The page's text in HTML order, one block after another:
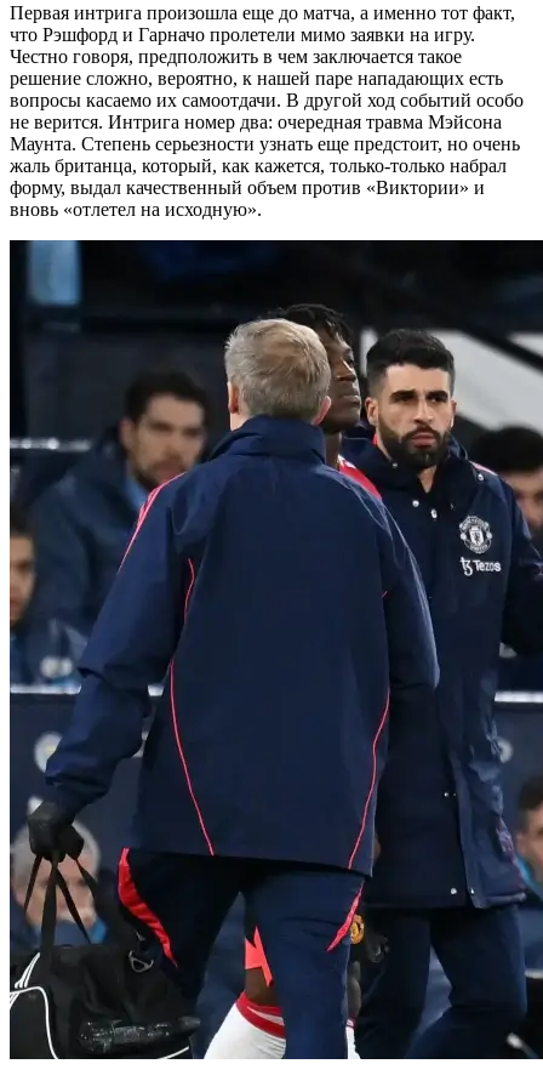
Первая интрига произошла еще до матча, а именно тот факт,
что Рэшфорд и Гарначо пролетели мимо заявки на игру.
Честно говоря, предположить в чем заключается такое
решение сложно, вероятно, к нашей паре нападающих есть
вопросы касаемо их самоотдачи. В другой ход событий особо
не верится. Интрига номер два: очередная травма Мэйсона
Маунта. Степень серьезности узнать еще предстоит, но очень
жаль британца, который, как кажется, только-только набрал
форму, выдал качественный объем против «Виктории» и
вновь «отлетел на исходную».